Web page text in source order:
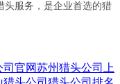
头服务，是企业首选的猎
官网苏州猎头公司 上